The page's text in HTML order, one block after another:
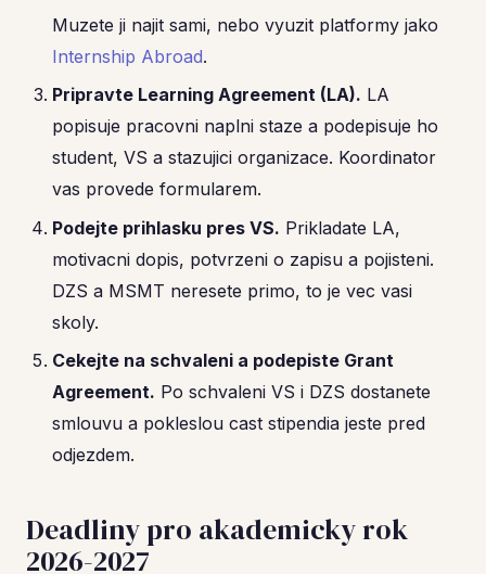
Muzete ji najit sami, nebo vyuzit platformy jako
Internship Abroad.
Pripravte Learning Agreement (LA). LA
popisuje pracovni naplni staze a podepisuje ho
student, VS a stazujici organizace. Koordinator
vas provede formularem.
Podejte prihlasku pres VS. Prikladate LA,
motivacni dopis, potvrzeni o zapisu a pojisteni.
DZS a MSMT neresete primo, to je vec vasi
skoly.
Cekejte na schvaleni a podepiste Grant
Agreement. Po schvaleni VS i DZS dostanete
smlouvu a pokleslou cast stipendia jeste pred
odjezdem.
Deadliny pro akademicky rok
2026-2027